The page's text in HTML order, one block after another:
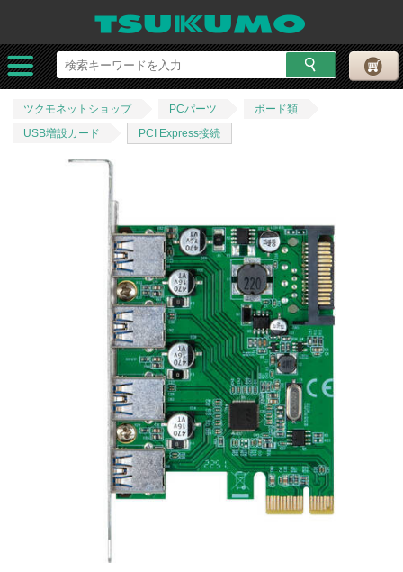
ツクモネットショップ PCパーツ
ボード類
USB増設カード
PCI Express接続